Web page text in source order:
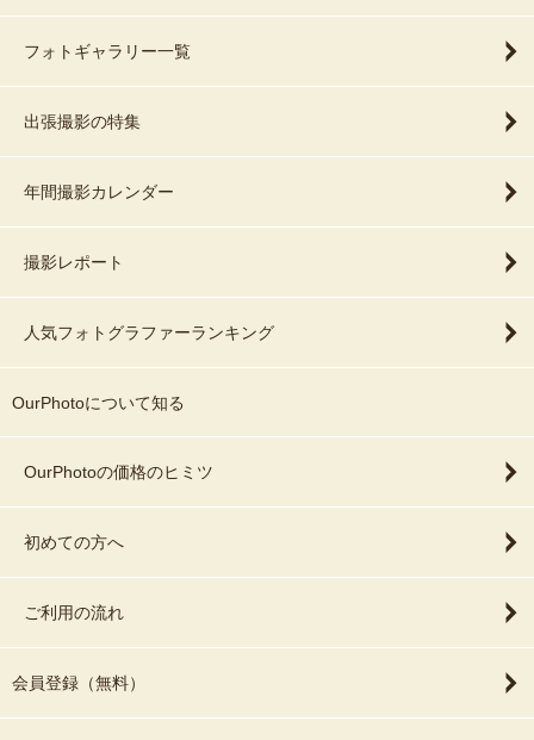
フォトギャラリー一覧
出張撮影の特集
年間撮影カレンダー
撮影レポート
人気フォトグラファーランキング
OurPhotoについて知る
OurPhotoの価格のヒミツ
初めての方へ
ご利用の流れ
会員登録（無料）